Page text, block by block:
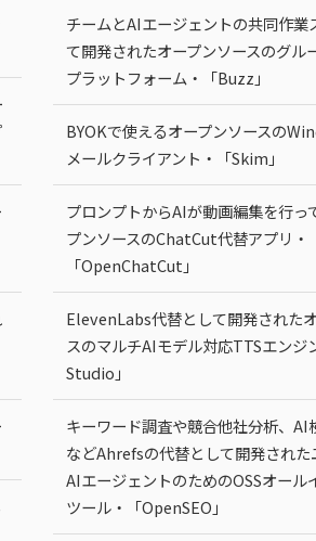
チームとAIエージェントの共同作業
て開発されたオープンソースのグル
プラットフォーム・「Buzz」
BYOKで使えるオープンソースの
メールクライアント・「Skim」
プロンプトからAIが動画編集を行っ
プンソースのChatCut代替アプリ・
「OpenChatCut」
ElevenLabs代替として開発された
スのマルチAIモデル対応TTSエンジ
Studio」
キーワード調査や競合他社分析、AI
などAhrefsの代替として開発された
AIエージェントのためのOSSオール
ツール・「OpenSEO」